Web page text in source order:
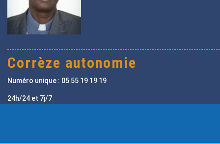
Corrèze autonomie
Numéro unique : 05 55 19 19 19
24h/24 et 7j/7